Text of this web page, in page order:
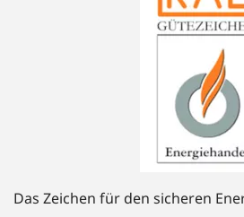
Das Zeichen für den sicheren